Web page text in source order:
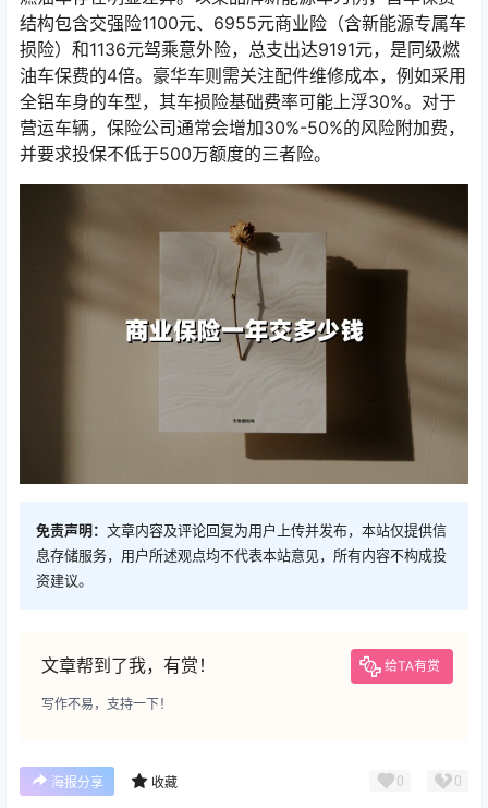
结构包含交强险1100元、6955元商业险（含新能源专属车
损险）和1136元驾乘意外险，总支出达9191元，是同级燃
油车保费的4倍。豪华车则需关注配件维修成本，例如采用
全铝车身的车型，其车损险基础费率可能上浮30%。对于
营运车辆，保险公司通常会增加30%-50%的风险附加费，
并要求投保不低于500万额度的三者险。
免责声明： 文章内容及评论回复为用户上传并发布，本站仅提供信
息存储服务，用户所述观点均不代表本站意见，所有内容不构成投
资建议。
文章帮到了我，有赏！ 给TA有赏
写作不易，支持一下！
海报分享 收藏 0 0